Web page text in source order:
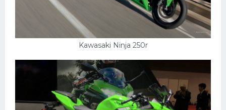
Kawasaki Ninja 250r